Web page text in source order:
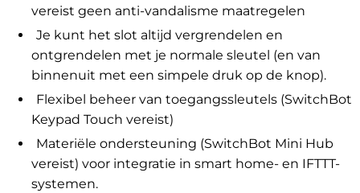
vereist geen anti-vandalisme maatregelen
Je kunt het slot altijd vergrendelen en
ontgrendelen met je normale sleutel (en van
binnenuit met een simpele druk op de knop).
Flexibel beheer van toegangssleutels (SwitchBot
Keypad Touch vereist)
Materiële ondersteuning (SwitchBot Mini Hub
vereist) voor integratie in smart home- en IFTTT-
systemen.